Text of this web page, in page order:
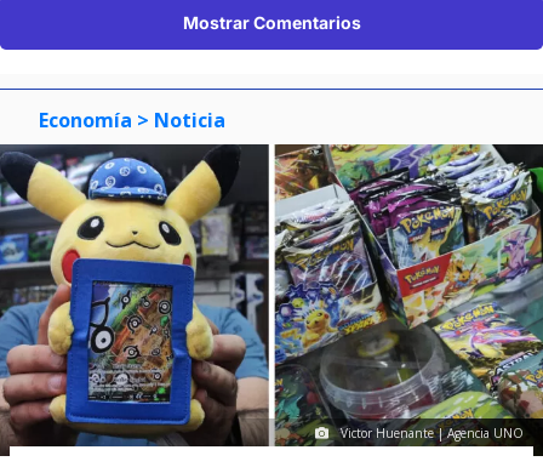
Mostrar Comentarios
Economía > Noticia
Victor Huenante | Agencia UNO